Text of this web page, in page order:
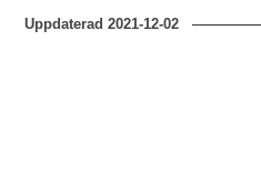
Uppdaterad2021-12-02